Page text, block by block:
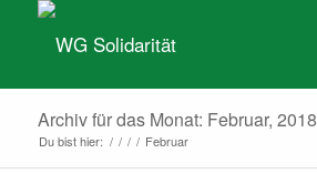
Archiv für das Monat: Februar, 2018
Du bist hier: / / / / Februar